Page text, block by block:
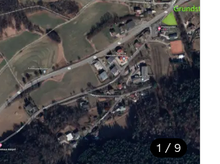
1 / 9